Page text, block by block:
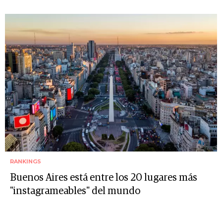
RANKINGS
Buenos Aires está entre los 20 lugares más
"instagrameables" del mundo